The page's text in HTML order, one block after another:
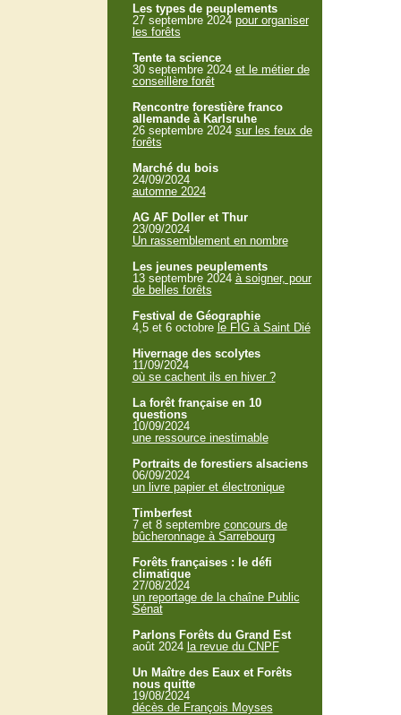
Les types de peuplements
27 septembre 2024 pour organiser
les forêts
Tente ta science
30 septembre 2024 et le métier de
conseillère forêt
Rencontre forestière franco
allemande à Karlsruhe
26 septembre 2024 sur les feux de
forêts
Marché du bois
24/09/2024
automne 2024
AG AF Doller et Thur
23/09/2024
Un rassemblement en nombre
Les jeunes peuplements
13 septembre 2024 à soigner, pour
de belles forêts
Festival de Géographie
4,5 et 6 octobre le FIG à Saint Dié
Hivernage des scolytes
11/09/2024
où se cachent ils en hiver ?
La forêt française en 10
questions
10/09/2024
une ressource inestimable
Portraits de forestiers alsaciens
06/09/2024
un livre papier et électronique
Timberfest
7 et 8 septembre concours de
bûcheronnage à Sarrebourg
Forêts françaises : le défi
climatique
27/08/2024
un reportage de la chaîne Public
Sénat
Parlons Forêts du Grand Est
août 2024 la revue du CNPF
Un Maître des Eaux et Forêts
nous quitte
19/08/2024
décès de François Moyses